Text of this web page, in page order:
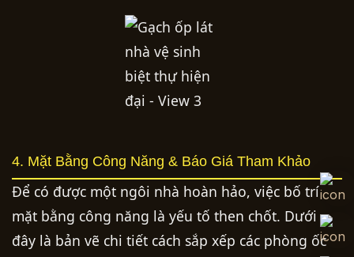
4. Mặt Bằng Công Năng & Báo Giá Tham Khảo
Để có được một ngôi nhà hoàn hảo, việc bố trí
mặt bằng công năng là yếu tố then chốt. Dưới
đây là bản vẽ chi tiết cách sắp xếp các phòng ốc